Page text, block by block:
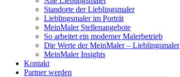
Standorte der Lieblingsmaler
Lieblingsmaler im Porträt
MeinMaler Stellenangebote
So arbeitet ein moderner Malerbetrieb
Die Werte der MeinMaler – Lieblingsmaler
MeinMaler Insights
Kontakt
Partner werden